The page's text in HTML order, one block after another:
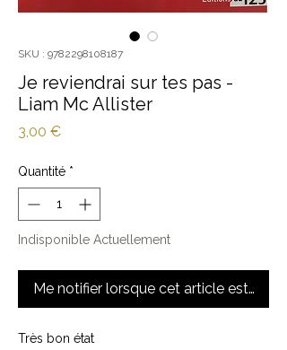
SKU : 9782298108187
Je reviendrai sur tes pas -
Liam Mc Allister
3,00 €Prix
Quantité *
Indisponible Actuellement
Me notifier lorsque cet article est
Très bon état